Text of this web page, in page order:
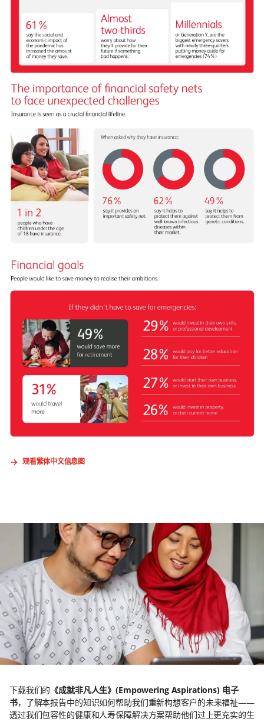
观看繁体中文信息图
下载我们的 《成就非凡人生》(Empowering Aspirations) 电子
书，了解本报告中的知识如何帮助我们重新构想客户的未来福祉——
透过我们包容性的健康和人寿保障解决方案帮助他们过上更充实的生